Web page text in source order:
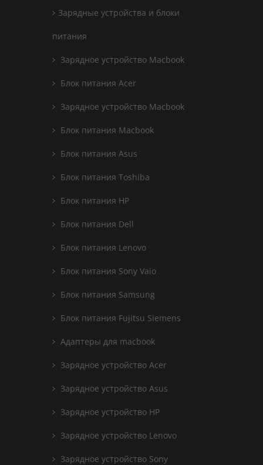
Зарядные устройства и блоки
питания
Зарядное устройство Macbook
Блок питания Acer
Зарядное устройство Macbook
Блок питания Macbook
Блок питания Asus
Блок питания Toshiba
Блок питания HP
Блок питания Dell
Блок питания Lenovo
Блок питания Sony Vaio
Блок питания Samsung
Блок питания Fujitsu Siemens
Адаптеры для macbook
Зарядное устройство Acer
Зарядное устройство Asus
Зарядное устройство HP
Зарядное устройство Lenovo
Зарядное устройство Sony